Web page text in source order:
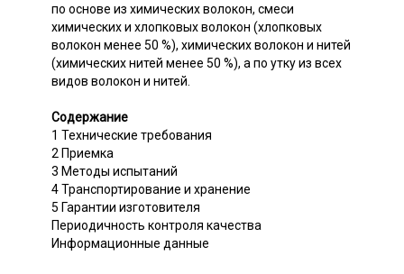
по основе из химических волокон, смеси
химических и хлопковых волокон (хлопковых
волокон менее 50 %), химических волокон и нитей
(химических нитей менее 50 %), а по утку из всех
видов волокон и нитей.
Содержание
1 Технические требования
2 Приемка
3 Методы испытаний
4 Транспортирование и хранение
5 Гарантии изготовителя
Периодичность контроля качества
Информационные данные